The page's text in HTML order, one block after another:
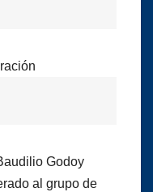
Godoy
al grupo de